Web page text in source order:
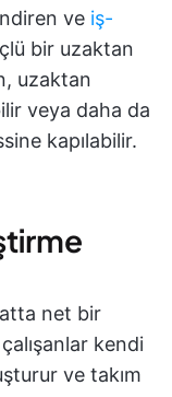
ve iş-
bir uzaktan
uzaktan
veya daha da
kapılabilir.
net bir
kendi
ve takım